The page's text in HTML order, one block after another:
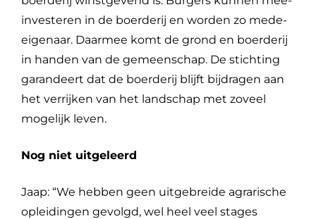
investeren in de boerderij en worden zo mede-
eigenaar. Daarmee komt de grond en boerderij
in handen van de gemeenschap. De stichting
garandeert dat de boerderij blijft bijdragen aan
het verrijken van het landschap met zoveel
mogelijk leven.
Nog niet uitgeleerd
Jaap: “We hebben geen uitgebreide agrarische
opleidingen gevolgd, wel heel veel stages